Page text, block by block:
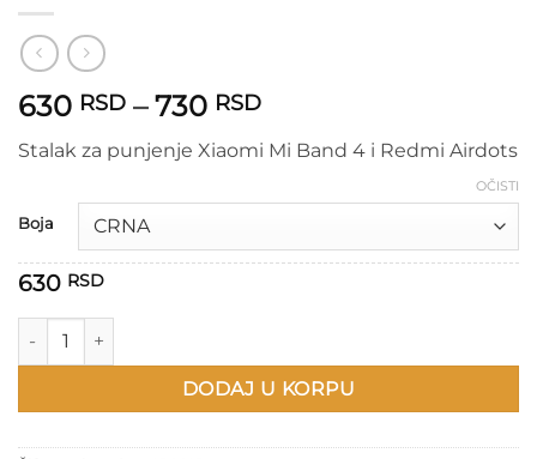
630 RSD – 730 RSDRaspon
cena:
od
730 RSD
Stalak za punjenje Xiaomi Mi Band 4 i Redmi Airdots
Boja
OČISTI
630 RSD
Xiaomi Mi Band 4 + Redmi Airdots stalak količina
DODAJ U KORPU